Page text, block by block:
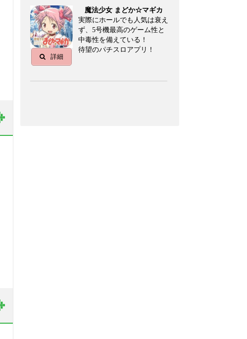
詳細
魔法少女 まどか☆マギカ
実際にホールでも人気は衰え
ず、5号機最高のゲーム性と
中毒性を備えている！
待望のパチスロアプリ！